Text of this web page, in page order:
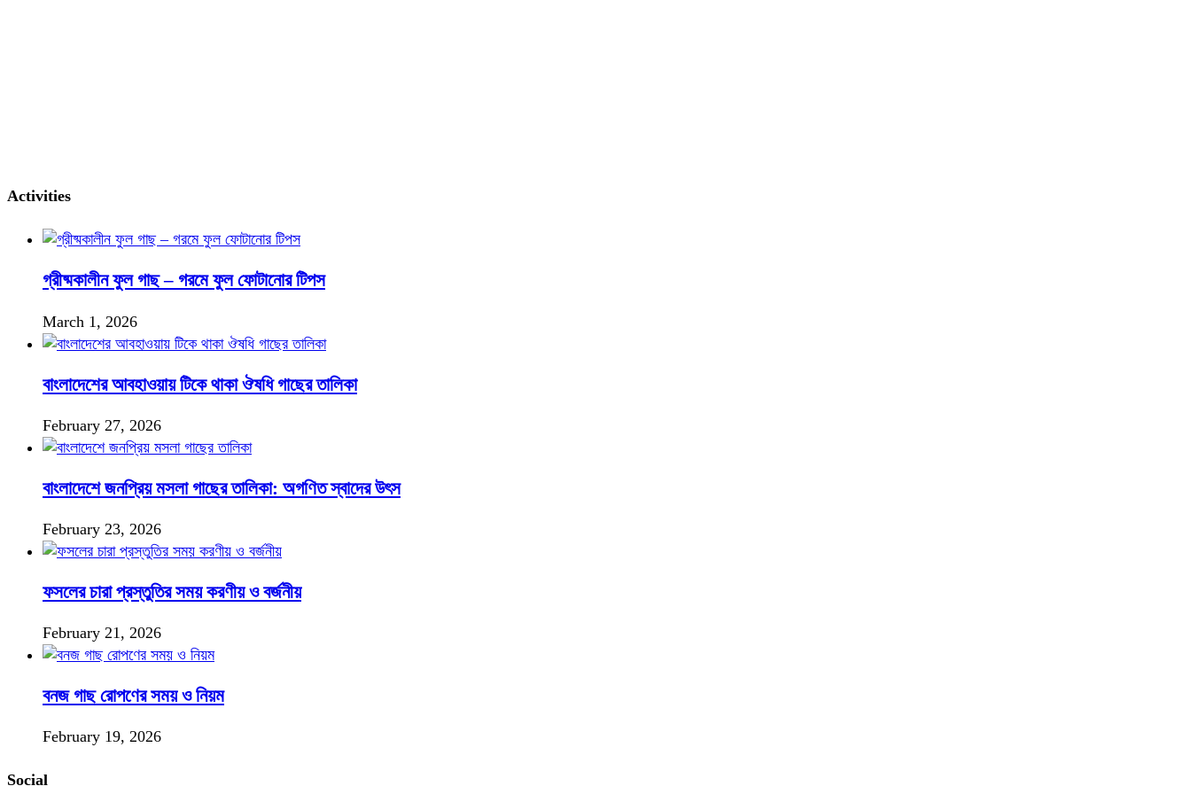
Activities
গ্রীষ্মকালীন ফুল গাছ – গরমে ফুল ফোটানোর টিপস
March 1, 2026
বাংলাদেশের আবহাওয়ায় টিকে থাকা ঔষধি গাছের তালিকা
February 27, 2026
বাংলাদেশে জনপ্রিয় মসলা গাছের তালিকা: অগণিত স্বাদের উৎস
February 23, 2026
ফসলের চারা প্রস্তুতির সময় করণীয় ও বর্জনীয়
February 21, 2026
বনজ গাছ রোপণের সময় ও নিয়ম
February 19, 2026
Social